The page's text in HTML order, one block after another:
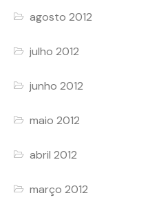
agosto 2012
julho 2012
junho 2012
maio 2012
abril 2012
março 2012